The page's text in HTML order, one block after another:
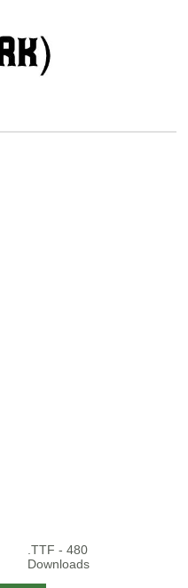
.TTF - 480
Downloads